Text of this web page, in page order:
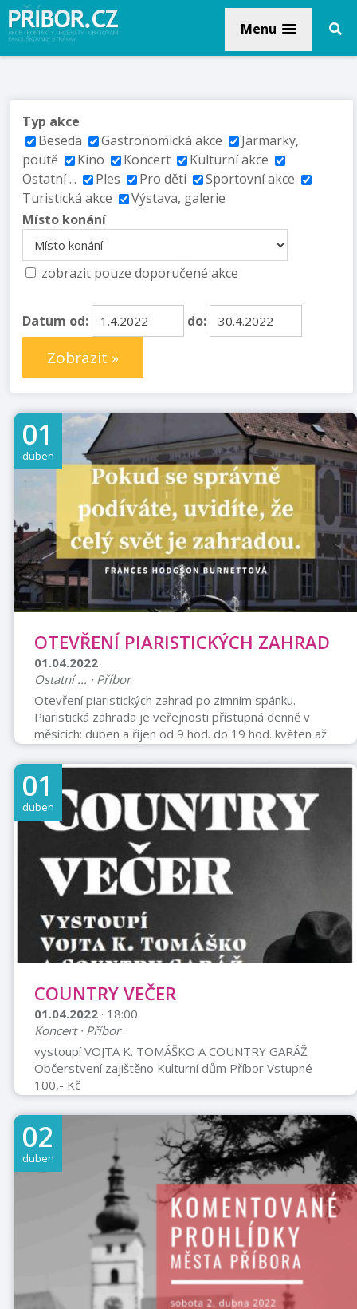
Menu
Typ akce
Beseda
Gastronomická akce
Jarmarky,
poutě
Kino Koncert
Kulturní akce
Ostatní ...
Ples Pro děti
Sportovní akce
Turistická akce
Výstava, galerie
Místo konání
zobrazit pouze doporučené akce
Datum od: do:
Zobrazit »
01
duben
OTEVŘENÍ PIARISTICKÝCH ZAHRAD
01.04.2022
Ostatní ... · Příbor
Otevření piaristických zahrad po zimním spánku.
Piaristická zahrada je veřejnosti přístupná denně v
měsících: duben a říjen od 9 hod. do 19 hod. květen až
září od 9 hod. do 21 hod. listopad až březen uzavřena.
01
duben
COUNTRY VEČER
01.04.2022 · 18:00
Koncert · Příbor
vystoupí VOJTA K. TOMÁŠKO A COUNTRY GARÁŽ
Občerstvení zajištěno Kulturní dům Příbor Vstupné
100,- Kč
02
duben